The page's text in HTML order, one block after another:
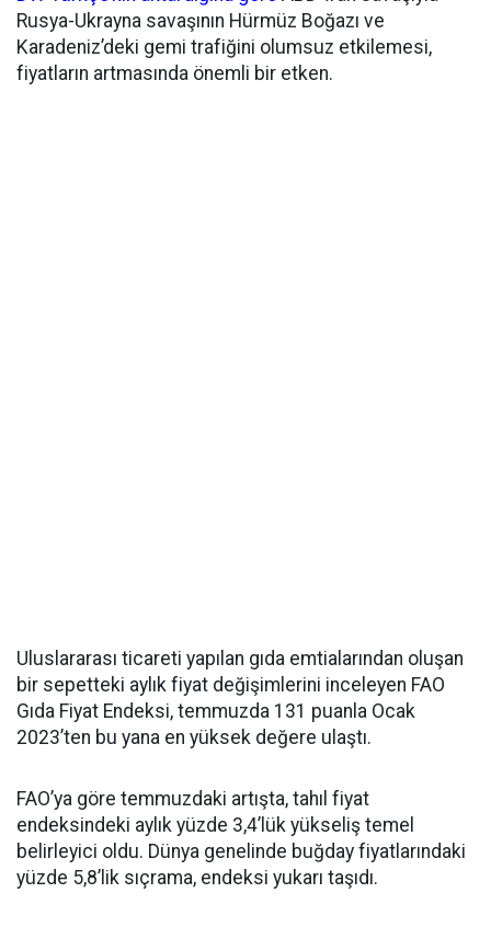
Rusya-Ukrayna savaşının Hürmüz Boğazı ve
Karadeniz’deki gemi trafiğini olumsuz etkilemesi,
fiyatların artmasında önemli bir etken.
Uluslararası ticareti yapılan gıda emtialarından oluşan
bir sepetteki aylık fiyat değişimlerini inceleyen FAO
Gıda Fiyat Endeksi, temmuzda 131 puanla Ocak
2023’ten bu yana en yüksek değere ulaştı.
FAO’ya göre temmuzdaki artışta, tahıl fiyat
endeksindeki aylık yüzde 3,4’lük yükseliş temel
belirleyici oldu. Dünya genelinde buğday fiyatlarındaki
yüzde 5,8’lik sıçrama, endeksi yukarı taşıdı.